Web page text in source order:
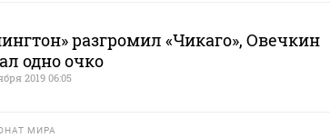
разгромил «Чикаго», Овечкин
одно очко
2019 06:05
МИРА